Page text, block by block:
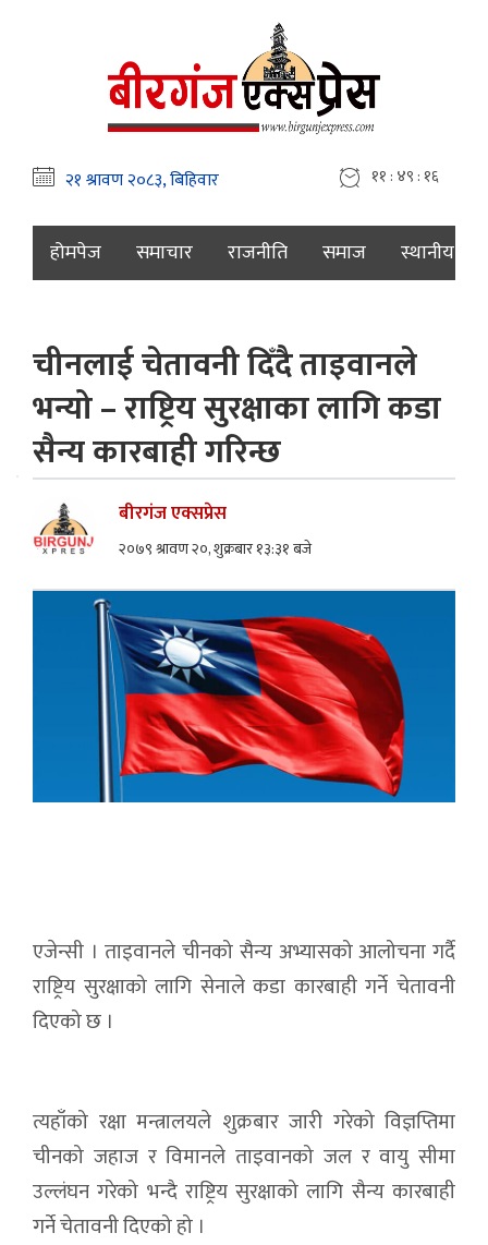
११ : ४९ : १७
होमपेज समाचार राजनीति समाज स्थानीय
चीनलाई चेतावनी दिँदै ताइवानले
भन्यो – राष्ट्रिय सुरक्षाका लागि कडा
सैन्य कारबाही गरिन्छ
बीरगंज एक्सप्रेस
२०७९ श्रावण २०, शुक्रबार १३:३१ बजे
एजेन्सी । ताइवानले चीनको सैन्य अभ्यासको आलोचना गर्दै
राष्ट्रिय सुरक्षाको लागि सेनाले कडा कारबाही गर्ने चेतावनी
दिएको छ ।
त्यहाँको रक्षा मन्त्रालयले शुक्रबार जारी गरेको विज्ञप्तिमा
चीनको जहाज र विमानले ताइवानको जल र वायु सीमा
उल्लंघन गरेको भन्दै राष्ट्रिय सुरक्षाको लागि सैन्य कारबाही
गर्ने चेतावनी दिएको हो ।